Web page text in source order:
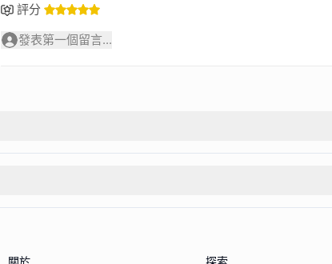
評分
發表第一個留言...
關於 探索